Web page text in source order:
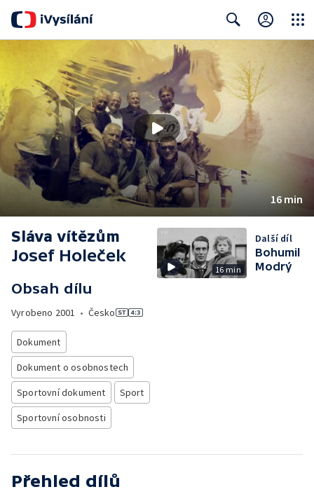
16 min
Sláva vítězům
Josef Holeček
Obsah dílu
Vyrobeno 2001 • Česko
Dokument
Dokument o osobnostech
Sportovní dokument
Sport
Sportovní osobnosti
16 min
Další díl
Bohumil
Modrý
Přehled dílů